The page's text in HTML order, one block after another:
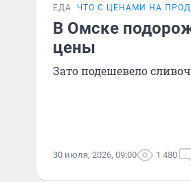
ЕДА ЧТО С ЦЕНАМИ НА
В Омске
цены
Зато подешевело
30 июля, 2026, 09:00 1 480